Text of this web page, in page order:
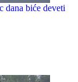
dana biće deveti